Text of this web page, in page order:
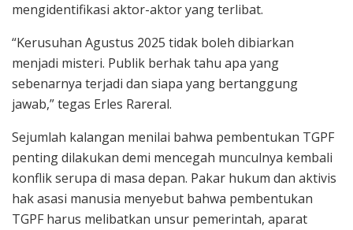
mengidentifikasi aktor-aktor yang terlibat.
“Kerusuhan Agustus 2025 tidak boleh dibiarkan
menjadi misteri. Publik berhak tahu apa yang
sebenarnya terjadi dan siapa yang bertanggung
jawab,” tegas Erles Rareral.
Sejumlah kalangan menilai bahwa pembentukan TGPF
penting dilakukan demi mencegah munculnya kembali
konflik serupa di masa depan. Pakar hukum dan aktivis
hak asasi manusia menyebut bahwa pembentukan
TGPF harus melibatkan unsur pemerintah, aparat